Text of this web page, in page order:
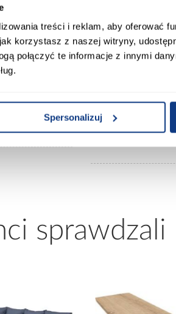
treści i reklam, aby oferować
korzystasz z naszej witryny,
połączyć te informacje z innymi
Spersonalizuj
Kolor frontów: